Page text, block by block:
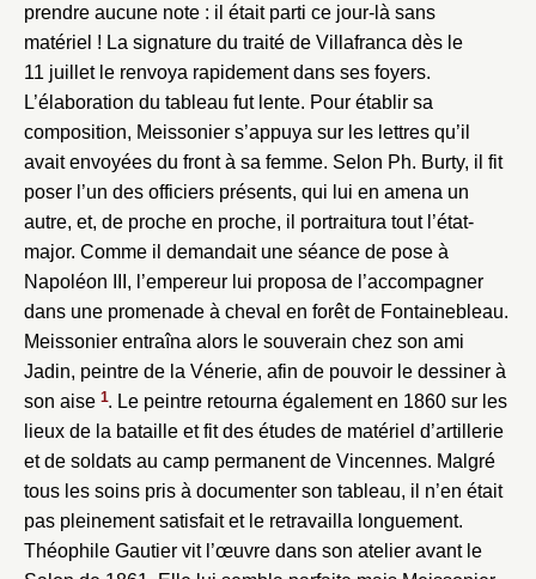
prendre aucune note : il était parti ce jour-là sans
matériel ! La signature du traité de Villafranca dès le
11 juillet le renvoya rapidement dans ses foyers.
L’élaboration du tableau fut lente. Pour établir sa
composition, Meissonier s’appuya sur les lettres qu’il
avait envoyées du front à sa femme. Selon Ph. Burty, il fit
poser l’un des officiers présents, qui lui en amena un
autre, et, de proche en proche, il portraitura tout l’état-
major. Comme il demandait une séance de pose à
Napoléon III, l’empereur lui proposa de l’accompagner
dans une promenade à cheval en forêt de Fontainebleau.
Meissonier entraîna alors le souverain chez son ami
Jadin, peintre de la Vénerie, afin de pouvoir le dessiner à
son aise 1. Le peintre retourna également en 1860 sur les
lieux de la bataille et fit des études de matériel d’artillerie
et de soldats au camp permanent de Vincennes. Malgré
tous les soins pris à documenter son tableau, il n’en était
pas pleinement satisfait et le retravailla longuement.
Théophile Gautier vit l’œuvre dans son atelier avant le